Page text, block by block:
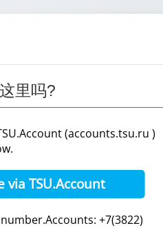
里吗?
(accounts.tsu.ru )
via TSU.Account
+7(3822)